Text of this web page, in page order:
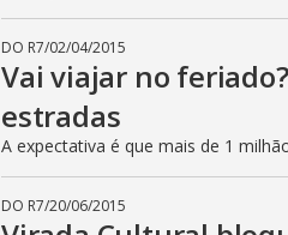
DO R7/02/04/2015
Vai viajar no
estradas
A expectativa é que mais de 1
DO R7/20/06/2015